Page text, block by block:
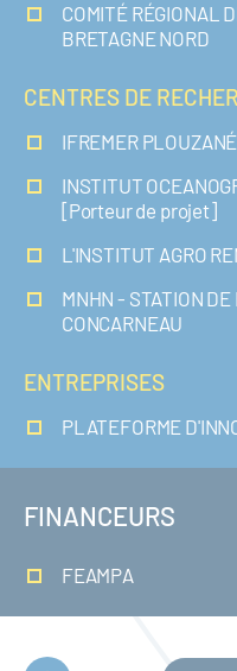
COMITÉ RÉGIONAL
BRETAGNE NORD
CENTRES DE
IFREMER PLOUZANÉ
INSTITUT
[Porteur de projet]
L'INSTITUT AGRO
MNHN - STATION
CONCARNEAU
ENTREPRISES
PLATEFORME
FINANCEURS
FEAMPA